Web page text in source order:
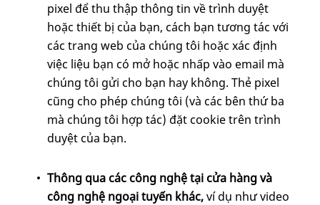
pixel để thu thập thông tin về trình duyệt
hoặc thiết bị của bạn, cách bạn tương tác với
các trang web của chúng tôi hoặc xác định
việc liệu bạn có mở hoặc nhấp vào email mà
chúng tôi gửi cho bạn hay không. Thẻ pixel
cũng cho phép chúng tôi (và các bên thứ ba
mà chúng tôi hợp tác) đặt cookie trên trình
duyệt của bạn.
Thông qua các công nghệ tại cửa hàng và
công nghệ ngoại tuyến khác,ví dụ như video